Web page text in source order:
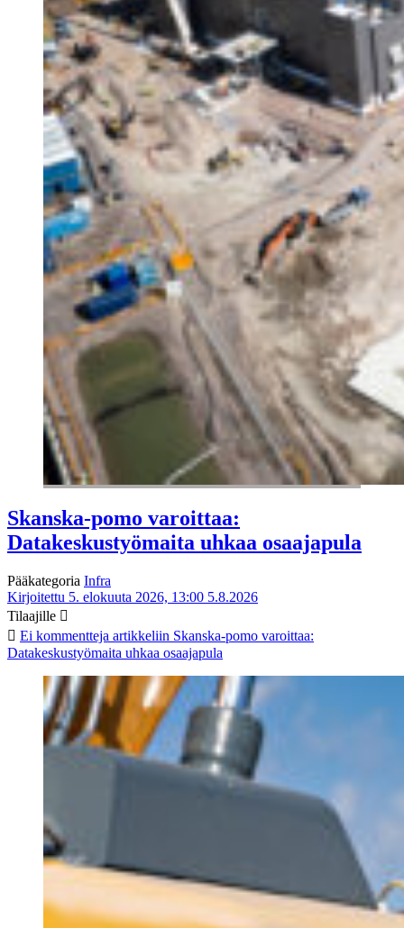
Skanska-pomo varoittaa:
Datakeskustyömaita uhkaa osaajapula
Pääkategoria Infra
Kirjoitettu 5. elokuuta 2026, 13:00 5.8.2026
Tilaajille
Ei kommentteja artikkeliin Skanska-pomo varoittaa:
Datakeskustyömaita uhkaa osaajapula